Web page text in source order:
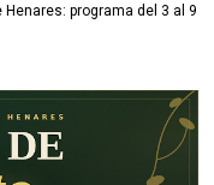
programa del 3 al 9